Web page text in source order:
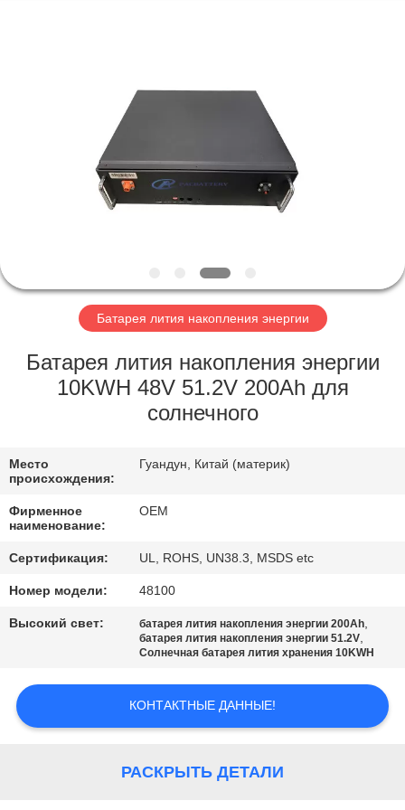
ПРОДУКТЫ
ПУТЕШЕСТВИЕ
ФАБРИКИ
ПРОВЕРКА
СВЯЖИТЕСЬ
МЫ
BLOG
СПРОСИТЕ
КАРТА
САЙТА
Батарея лития накопления энергии
Батарея лития накопления энергии
10KWH 48V 51.2V 200Ah для
солнечного
Место
происхождения:
Гуандун, Китай (материк)
Фирменное
наименование:
OEM
Сертификация: UL, ROHS, UN38.3, MSDS etc
Номер модели: 48100
Высокий свет: батарея лития накопления энергии 200Ah,
батарея лития накопления энергии 51.2V,
Солнечная батарея лития хранения 10KWH
КОНТАКТНЫЕ ДАННЫЕ!
РАСКРЫТЬ ДЕТАЛИ